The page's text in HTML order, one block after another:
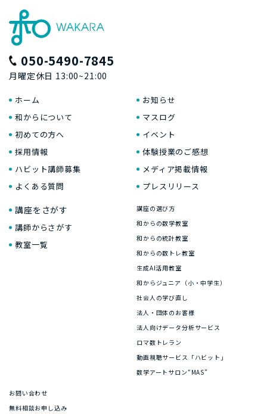
050-5490-7845
月曜定休日 13:00~21:00
ホーム
和からについて
初めての方へ
採用情報
ハビット講師募集
よくある質問
お知らせ
マスログ
イベント
体験授業のご感想
メディア掲載情報
プレスリリース
講座をさがす
講師からさがす
教室一覧
講座の選び方
和からの数学教室
和からの統計教室
和からの数トレ教室
生成AI活用教室
和からジュニア（小・中学生）
社会人の学び直し
法人・団体のお客様
法人向けデータ分析サービス
ロマ数トレラン
動画視聴サービス「ハビット」
数学アートサロン“MAS”
お問い合わせ
無料相談お申し込み